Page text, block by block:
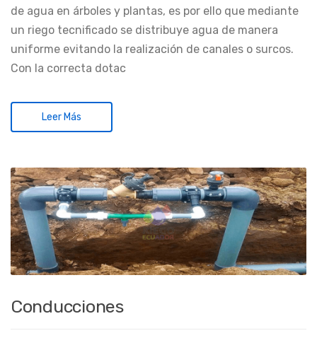
de agua en árboles y plantas, es por ello que mediante
un riego tecnificado se distribuye agua de manera
uniforme evitando la realización de canales o surcos.
Con la correcta dotac
Leer Más
Conducciones